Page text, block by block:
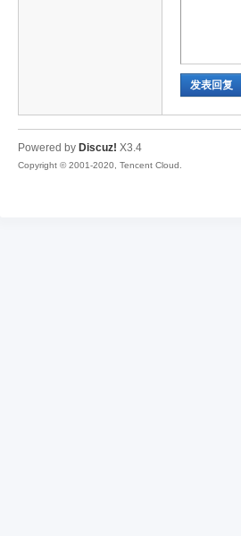
发表回复
Powered by Discuz! X3.4
Copyright © 2001-2020, Tencent Cloud.